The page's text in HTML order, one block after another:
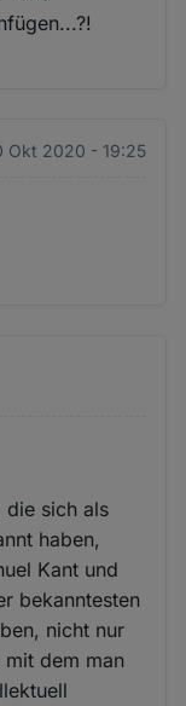
Okt 2020 - 19:25
die sich als
haben,
Kant und
bekanntesten
nicht nur
dem man